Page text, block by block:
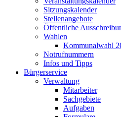
Sitzungskalender
Stellenangebote
Öffentliche
Wahlen
Kommunalwahl
Notrufnummern
Infos und Tipps
Bürgerservice
Verwaltung
Mitarbeiter
Sachgebiete
Aufgaben